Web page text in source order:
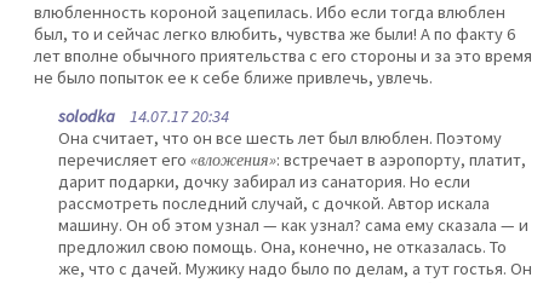
влюбленность короной зацепилась. Ибо если тогда влюблен
был, то и сейчас легко влюбить, чувства же были! А по факту 6
лет вполне обычного приятельства с его стороны и за это время
не было попыток ее к себе ближе привлечь, увлечь.
solodka 14.07.17 20:34
Она считает, что он все шесть лет был влюблен. Поэтому
перечисляет его «вложения»: встречает в аэропорту, платит,
дарит подарки, дочку забирал из санатория. Но если
рассмотреть последний случай, с дочкой. Автор искала
машину. Он об этом узнал — как узнал? сама ему сказала — и
предложил свою помощь. Она, конечно, не отказалась. То
же, что с дачей. Мужику надо было по делам, а тут гостья. Он